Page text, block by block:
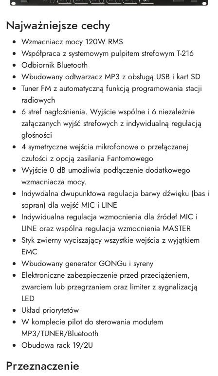
Najważniejsze cechy
Wzmacniacz mocy 120W RMS
Współpraca z systemowym pulpitem strefowym T-216
Odbiornik Bluetooth
Wbudowany odtwarzacz MP3 z obsługą USB i kart SD
Tuner FM z automatyczną funkcją programowania stacji
radiowych
6 stref nagłośnienia. Wyjście wspólne i 6 niezależnie
załączanych wyjść strefowych z indywidualną regulacją
głośności
4 symetryczne wejścia mikrofonowe o przełączanej
czułości z opcją zasilania Fantomowego
Wyjście 0 dB umożliwia podłączenie dodatkowego
wzmacniacza mocy.
Indywdalna dwupunktowa regulacja barwy dźwięku (bas i
sopran) dla wejść MIC i LINE
Indywidualna regulacja wzmocnienia dla źródeł MIC i
LINE oraz wspólna regulacja wzmocnienia MASTER
Styk zwierny wyciszający wszystkie wejścia z wyjątkiem
EMC
Wbudowany generator GONGu i syreny
Elektroniczne zabezpieczenie przed przeciążeniem,
zwarciem lub przegrzaniem oraz limiter z sygnalizacją
LED
Układ priorytetów
W komplecie pilot do sterowania modułem
MP3/TUNER/Bluetooth
Obudowa rack 19/2U
Przeznaczenie